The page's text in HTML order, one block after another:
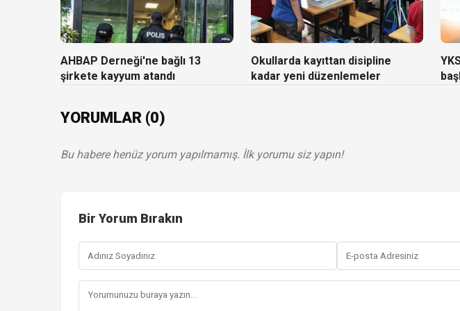
AHBAP Derneği'ne bağlı 13
şirkete kayyum atandı
Okullarda kayıttan disipline
kadar yeni düzenlemeler
YORUMLAR (0)
Bu habere henüz yorum yapılmamış. İlk yorumu siz yapın!
Bir Yorum Bırakın